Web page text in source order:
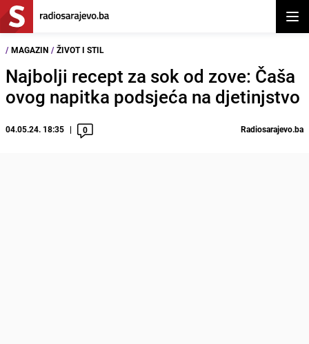
/ MAGAZIN / ŽIVOT I STIL
Najbolji recept za sok od zove: Čaša
ovog napitka podsjeća na djetinjstvo
04.05.24. 18:35 0 Radiosarajevo.ba